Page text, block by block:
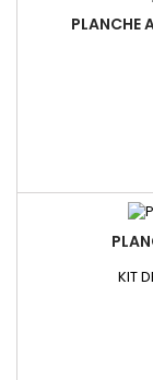
PLANCHE
KIT